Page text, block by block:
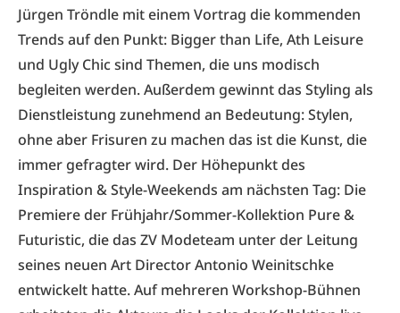
Jürgen Tröndle mit einem Vortrag die kommenden
Trends auf den Punkt: Bigger than Life, Ath Leisure
und Ugly Chic sind Themen, die uns modisch
begleiten werden. Außerdem gewinnt das Styling als
Dienstleistung zunehmend an Bedeutung: Stylen,
ohne aber Frisuren zu machen das ist die Kunst, die
immer gefragter wird. Der Höhepunkt des
Inspiration & Style-Weekends am nächsten Tag: Die
Premiere der Frühjahr/Sommer-Kollektion Pure &
Futuristic, die das ZV Modeteam unter der Leitung
seines neuen Art Director Antonio Weinitschke
entwickelt hatte. Auf mehreren Workshop-Bühnen